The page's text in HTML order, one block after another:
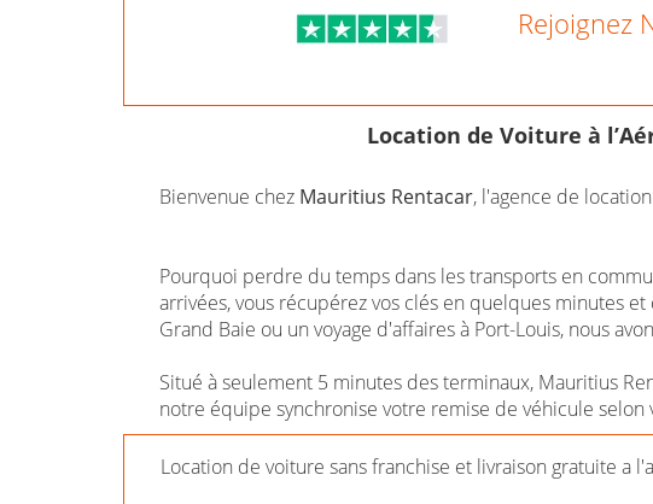
Rejoignez
Location de Voiture à
Bienvenue chez Mauritius Rentacar, l'agence de
Pourquoi perdre du temps dans les transports en
arrivées, vous récupérez vos clés en quelques minutes
Grand Baie ou un voyage d'affaires à Port-Louis, nous
Situé à seulement 5 minutes des terminaux, Mauritius
notre équipe synchronise votre remise de véhicule
Location de voiture sans franchise et livraison gratuite a